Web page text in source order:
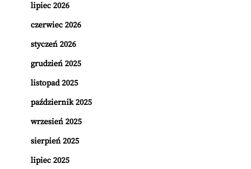
lipiec 2026
czerwiec 2026
styczeń 2026
grudzień 2025
listopad 2025
październik 2025
wrzesień 2025
sierpień 2025
lipiec 2025